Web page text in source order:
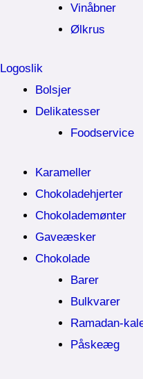
Vinåbner
Ølkrus
Logoslik
Bolsjer
Delikatesser
Foodservice
Karameller
Chokoladehjerter
Chokolademønter
Gaveæsker
Chokolade
Barer
Bulkvarer
Ramadan-
Påskeæg